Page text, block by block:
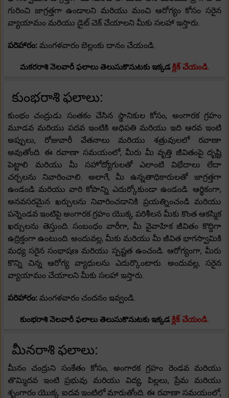
గురించి జాగ్రత్తగా ఉండాలని మరియు మంచి ఆరోగ్యం కోసం సరైన
వ్యాయామం మరియు డైట్ చెక్ చేయాలని మీకు సలహా ఇస్తారు.
పరిహారం: మంగళవారం బెల్లంకు దానం చేయండి.
మకరరాశి నెలవారీ ఫలాలు తెలుసుకొనుటకు ఇక్కడక్లిక్ చేయండి.
కుంభరాశి ఫలాలు:
కుంభం చంద్రుడు సంతకం చేసిన స్థానికుల కోసం, అంగారక గ్రహం
మూడవ మరియు పదవ ఇంటికి అధిపతి మరియు ఇది ఆరవ ఇంటి
అప్పులు, రోజువారీ వేతనాలు మరియు శత్రువులలో రవాణా
అవుతోంది. ఈ రవాణా సమయంలో, మీరు మీ వృత్తి జీవితంపై దృష్టి
పెట్టాలి మరియు మీ సహోద్యోగులతో ఎలాంటి విభేదాలు లేదా
చర్చలను నివారించాలి. అలాగే, మీ ఉన్నతాధికారులతో జాగ్రత్తగా
ఉండండి మరియు వారి కోపాన్ని ఎదుర్కోకుండా ఉండండి. ఆర్థికంగా,
అనవసరమైన ఖర్చులను నివారించడానికి ప్రయత్నించండి మరియు
పన్నెండవ ఇంటిపై అంగారక గ్రహం యొక్క పరిశీలన మీకు కొంత ఆకస్మిక
ఖర్చులను తెస్తుంది. సంబంధం వారీగా, మీ వైవాహిక జీవితం కొద్దిగా
ఉద్రిక్తంగా ఉంటుంది. అందువల్ల, మీకు మరియు మీ జీవిత భాగస్వామికి
మధ్య సరైన సంభాషణ మరియు స్పష్టత ఉంచండి. ఆరోగ్యంగా, మీరు
కొన్ని చిన్న ఆరోగ్య వ్యాధులను ఎదుర్కొంటారు. అందువల్ల, సరైన
వ్యాయామం చేయాలని మీకు సలహా ఇస్తారు.
పరిహారం: మంగళవారం చందనం ఇవ్వండి.
కుంభరాశి నెలవారీ ఫలాలు తెలుసుకొనుటకు ఇక్కడ క్లిక్ చేయండి.
మీనరాశి ఫలాలు:
మీనం చంద్రుని సంకేతం కోసం, అంగారక గ్రహం రెండవ మరియు
తొమ్మిదవ ఇంటి ప్రభువు మరియు విద్య, పిల్లలు, ప్రేమ మరియు
శృంగారం యొక్క ఐదవ ఇంటిలో మారుతోంది. ఈ రవాణా సమయంలో,